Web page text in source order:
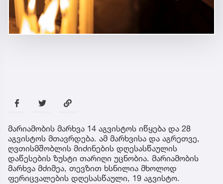
მარიამობის მარხვა 14 აგვისტოს იწყება და 28
აგვისტოს მთავრდება. ამ მარხვისა და აგრეთვე,
ღვთისმშობლის მიძინების დღესასწაულის
დაწესების ზუსტი თარიღი უცნობია. მარიამობის
მარხვა მძიმეა, თევზით ხსნილია მხოლოდ
ფერიცვალების დღესასწაული, 19 აგვისტო.